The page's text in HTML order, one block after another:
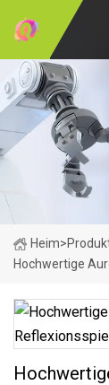
Heim>
Hochwertige